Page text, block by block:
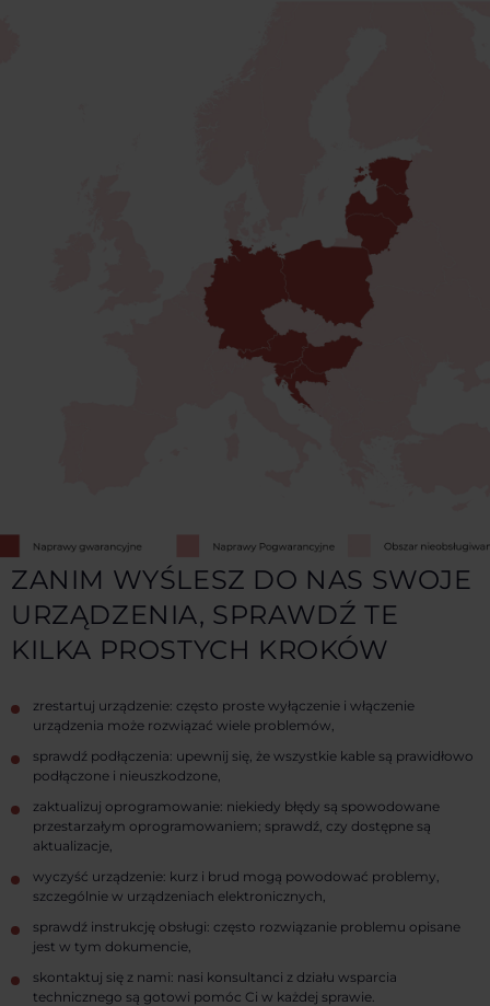
ZANIM WYŚLESZ DO NAS SWOJE
URZĄDZENIA, SPRAWDŹ TE
KILKA PROSTYCH KROKÓW
zrestartuj urządzenie: często proste wyłączenie i włączenie
urządzenia może rozwiązać wiele problemów,
sprawdź podłączenia: upewnij się, że wszystkie kable są prawidłowo
podłączone i nieuszkodzone,
zaktualizuj oprogramowanie: niekiedy błędy są spowodowane
przestarzałym oprogramowaniem; sprawdź, czy dostępne są
aktualizacje,
wyczyść urządzenie: kurz i brud mogą powodować problemy,
szczególnie w urządzeniach elektronicznych,
sprawdź instrukcję obsługi: często rozwiązanie problemu opisane
jest w tym dokumencie,
skontaktuj się z nami: nasi konsultanci z działu wsparcia
technicznego są gotowi pomóc Ci w każdej sprawie.